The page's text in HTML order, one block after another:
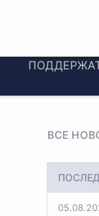
ВСЕ